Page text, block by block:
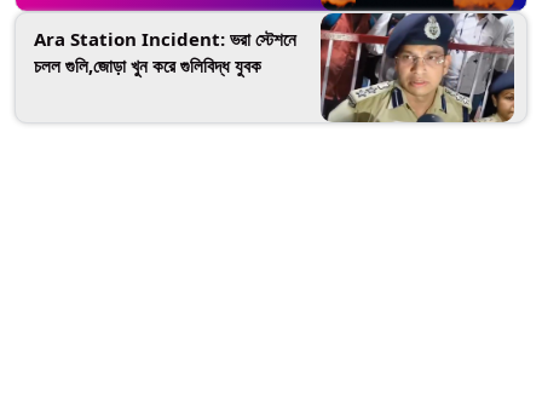
Ara Station Incident: ভরা স্টেশনে
চলল গুলি,জোড়া খুন করে গুলিবিদ্ধ যুবক